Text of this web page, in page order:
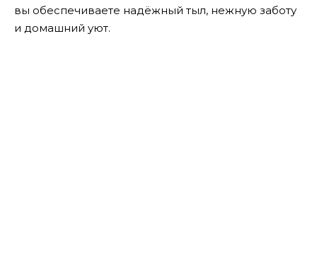
вы обеспечиваете надёжный тыл, нежную заботу
и домашний уют.